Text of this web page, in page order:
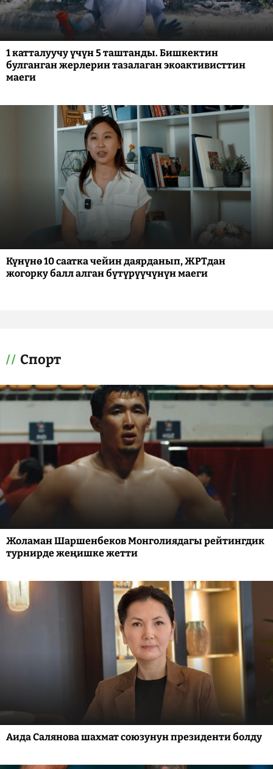
1 катталуучу үчүн 5 таштанды. Бишкектин
булганган жерлерин тазалаган экоактивисттин
маеги
Күнүнө 10 саатка чейин даярданып, ЖРТдан
жогорку балл алган бүтүрүүчүнүн маеги
Спорт
Жоламан Шаршенбеков Монголиядагы рейтингдик
турнирде жеңишке жетти
Аида Салянова шахмат союзунун президенти болду